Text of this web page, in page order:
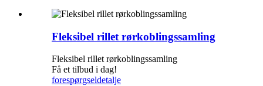
Fleksibel rillet rørkoblingssamling
Fleksibel rillet rørkoblingssamling
Få et tilbud i dag!
forespørgseldetalje